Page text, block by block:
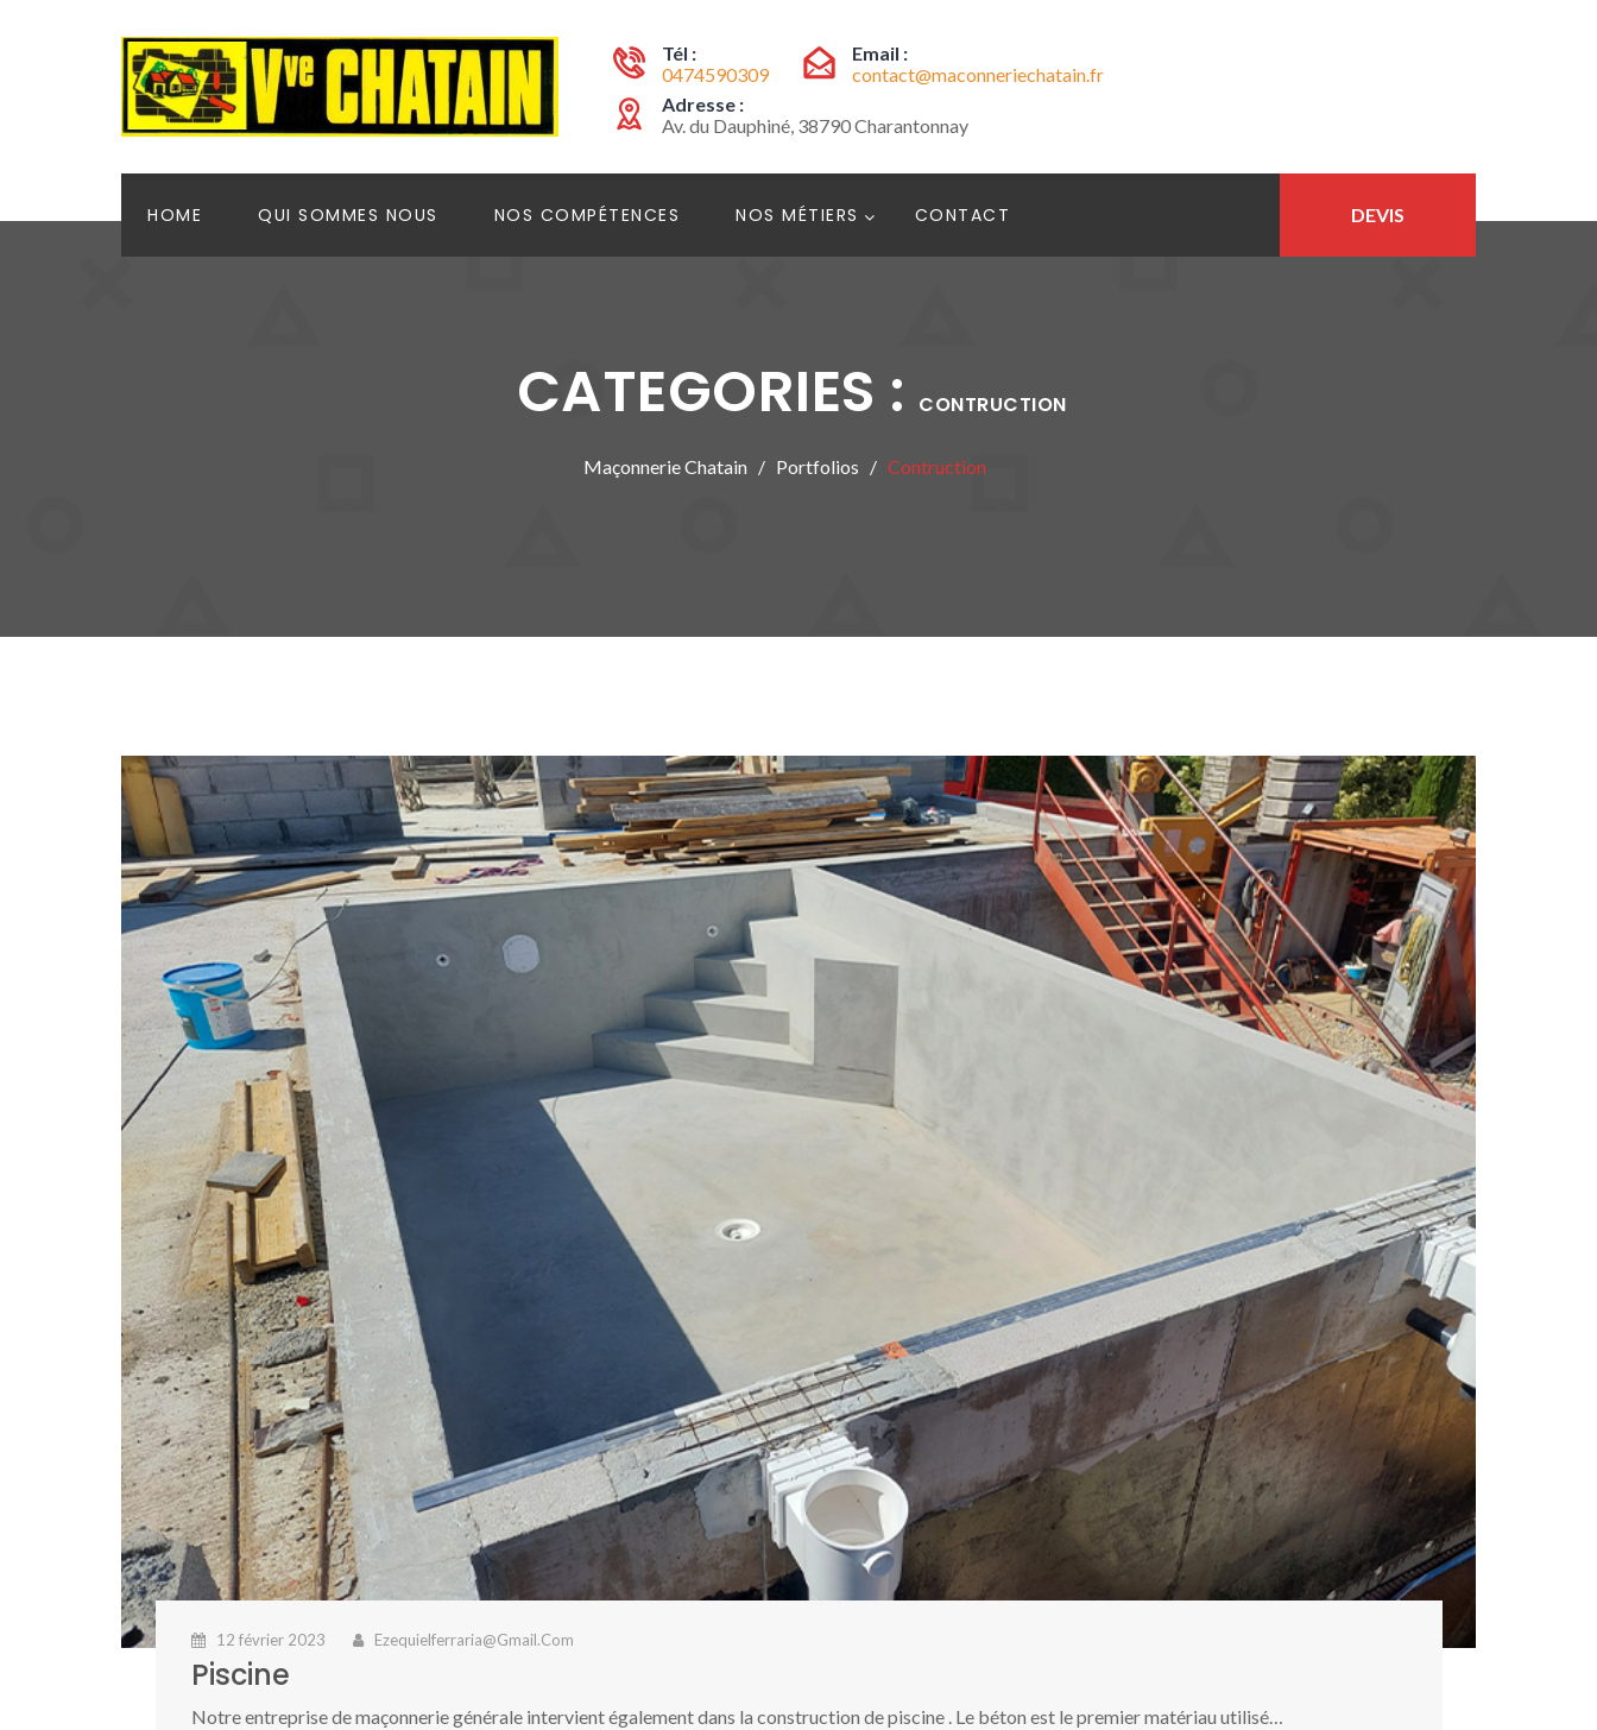
Tél :
0474590309
Email :
contact@maconneriechatain.fr
Adresse :
Av. du Dauphiné, 38790 Charantonnay
HOME QUI SOMMES NOUS NOS COMPÉTENCES NOS MÉTIERS CONTACT DEVIS
CATEGORIES : CONTRUCTION
Maçonnerie Chatain Portfolios Contruction
12 février 2023 Ezequielferraria@gmail.com
Piscine
Notre entreprise de maçonnerie générale intervient également dans la construction de piscine . Le béton est le premier matériau utilisé…